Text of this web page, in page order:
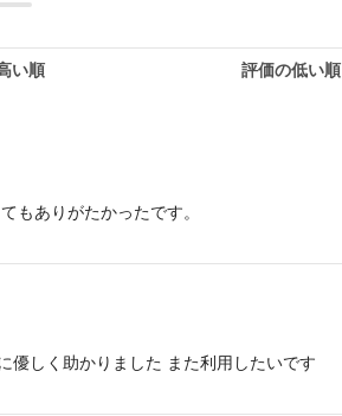
い順 評価の低い順
もありがたかったです。
優しく助かりました また利用したいです